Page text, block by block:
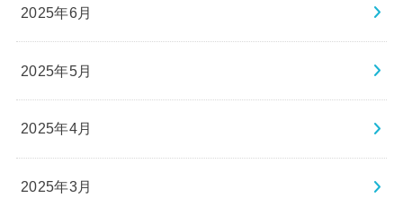
2025年6月
2025年5月
2025年4月
2025年3月